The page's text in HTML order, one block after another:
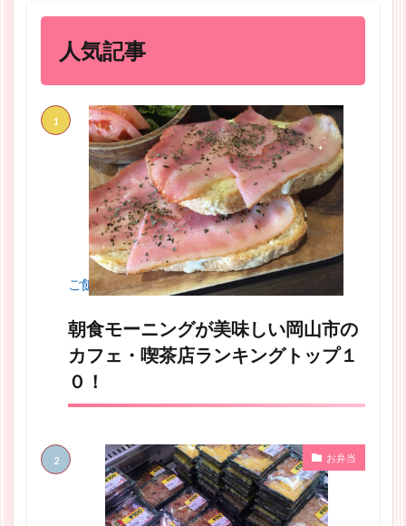
人気記事
ご飯
朝食モーニングが美味しい岡山市の
カフェ・喫茶店ランキングトップ１
０！
お弁当